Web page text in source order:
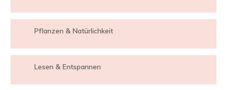
Pflanzen & Natürlichkeit
Lesen & Entspannen